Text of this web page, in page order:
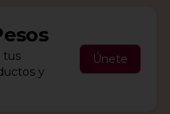
tus
y
Únete